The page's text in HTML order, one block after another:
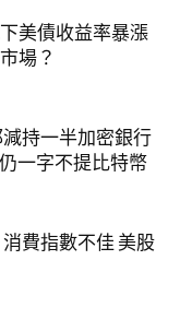
美債收益率暴漲
場？
持一半加密銀行
一字不提比特幣
費指數不佳 美股